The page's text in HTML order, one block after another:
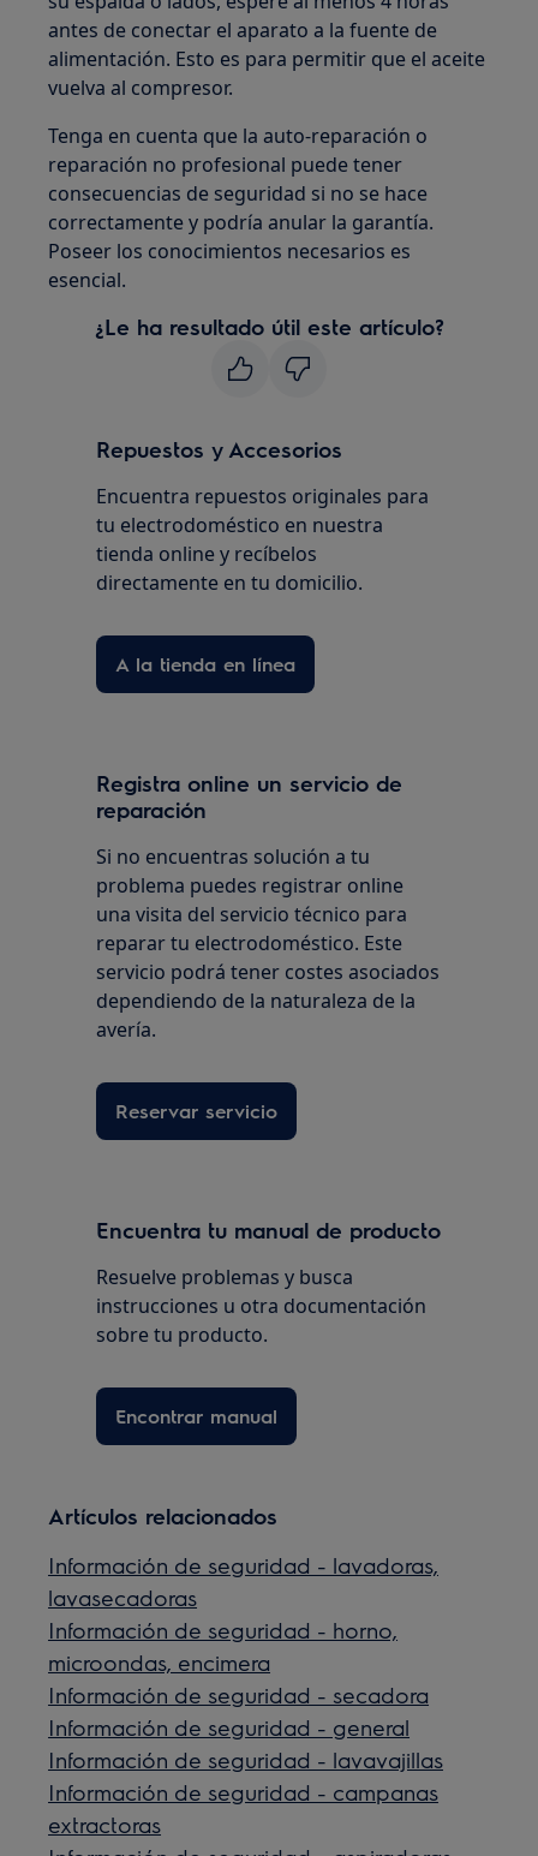
antes de conectar el aparato a la fuente de
alimentación. Esto es para permitir que el aceite
vuelva al compresor.
Tenga en cuenta que la auto-reparación o
reparación no profesional puede tener
consecuencias de seguridad si no se hace
correctamente y podría anular la garantía.
Poseer los conocimientos necesarios es
esencial.
¿Le ha resultado útil este artículo?
Repuestos y Accesorios
Encuentra repuestos originales para
tu electrodoméstico en nuestra
tienda online y recíbelos
directamente en tu domicilio.
A la tienda en línea
Registra online un servicio de
reparación
Si no encuentras solución a tu
problema puedes registrar online
una visita del servicio técnico para
reparar tu electrodoméstico. Este
servicio podrá tener costes asociados
dependiendo de la naturaleza de la
avería.
Reservar servicio
Encuentra tu manual de producto
Resuelve problemas y busca
instrucciones u otra documentación
sobre tu producto.
Encontrar manual
Artículos relacionados
Información de seguridad - lavadoras,
lavasecadoras
Información de seguridad - horno,
microondas, encimera
Información de seguridad - secadora
Información de seguridad - general
Información de seguridad - lavavajillas
Información de seguridad - campanas
extractoras